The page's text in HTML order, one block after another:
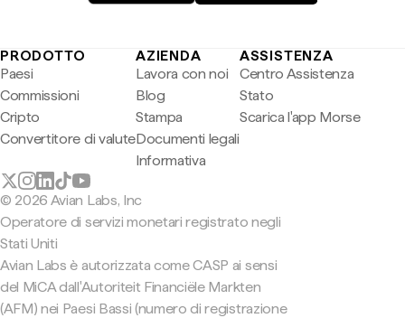
PRODOTTO
Paesi
Commissioni
Cripto
Convertitore di valute
AZIENDA
Lavora con noi
Blog
Stampa
Documenti legali
Informativa
ASSISTENZA
Centro Assistenza
Stato
Scarica l'app Morse
© 2026 Avian Labs, Inc
Operatore di servizi monetari registrato negli
Stati Uniti
Avian Labs è autorizzata come CASP ai sensi
del MiCA dall'Autoriteit Financiële Markten
(AFM) nei Paesi Bassi (numero di registrazione